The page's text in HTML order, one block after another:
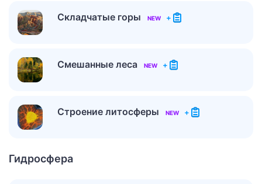
Складчатые горы NEW +
Смешанные леса NEW +
Строение литосферы NEW +
Гидросфера